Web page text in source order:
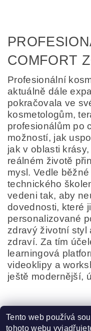
COMFORT
Profesionální
aktuálně dále
pokračovala ve
kosmetologům,
profesionálům po
možností, jak
jak v oblasti
reálném životě
mysl. Vedle
technického
vedeni tak, aby
dovednosti, které
personalizované
zdravý životní styl
zdraví. Za tím
learningová
videoklipy a
ještě modernější,
Tento web používá
tohoto webu